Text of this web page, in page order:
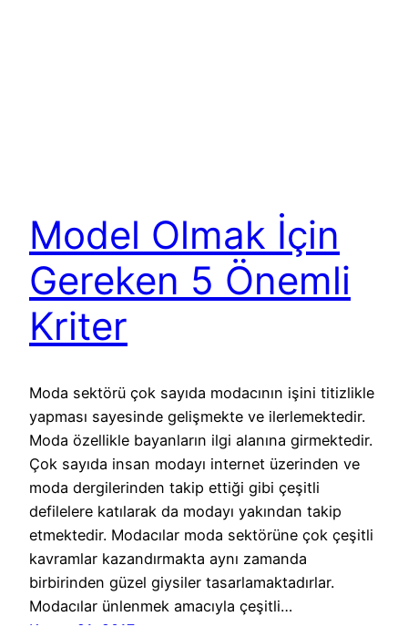
Model Olmak İçin
Gereken 5 Önemli
Kriter
Moda sektörü çok sayıda modacının işini titizlikle
yapması sayesinde gelişmekte ve ilerlemektedir.
Moda özellikle bayanların ilgi alanına girmektedir.
Çok sayıda insan modayı internet üzerinden ve
moda dergilerinden takip ettiği gibi çeşitli
defilelere katılarak da modayı yakından takip
etmektedir. Modacılar moda sektörüne çok çeşitli
kavramlar kazandırmakta aynı zamanda
birbirinden güzel giysiler tasarlamaktadırlar.
Modacılar ünlenmek amacıyla çeşitli…
Kasım 21, 2017